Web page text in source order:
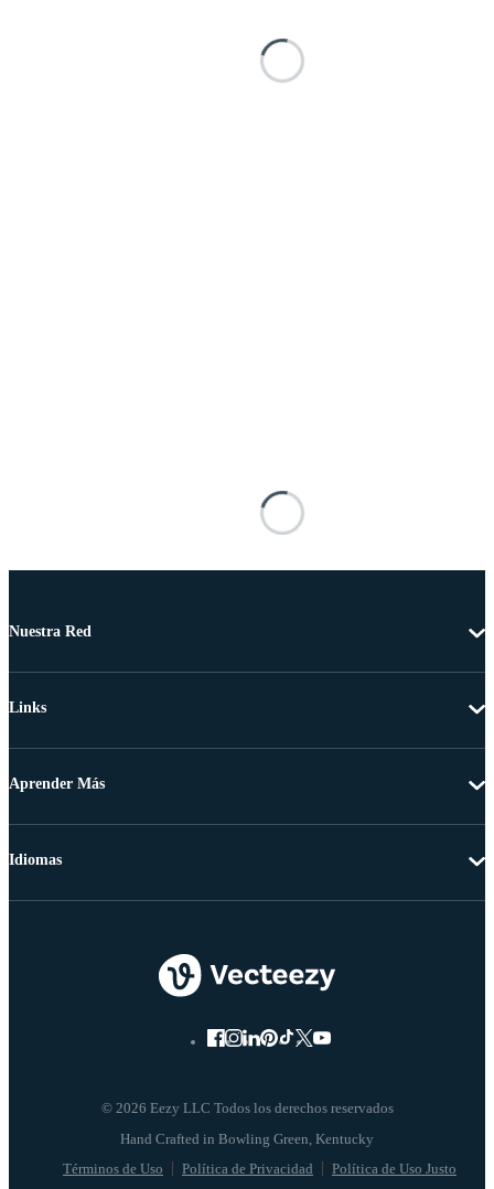
Nuestra Red
Links
Aprender Más
© 2026 Eezy LLC Todos los derechos reservados
Términos de Uso Política de Privacidad Política de Uso Justo
Idiomas